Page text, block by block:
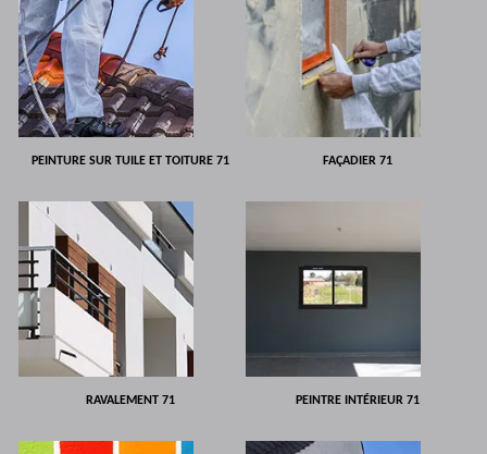
PEINTURE SUR TUILE ET TOITURE 71 FAÇADIER 71
RAVALEMENT 71 PEINTRE INTÉRIEUR 71